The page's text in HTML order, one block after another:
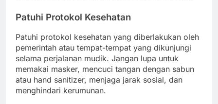
Patuhi Protokol Kesehatan
Patuhi protokol kesehatan yang diberlakukan oleh
pemerintah atau tempat-tempat yang dikunjungi
selama perjalanan mudik. Jangan lupa untuk
memakai masker, mencuci tangan dengan sabun
atau hand sanitizer, menjaga jarak sosial, dan
menghindari kerumunan.